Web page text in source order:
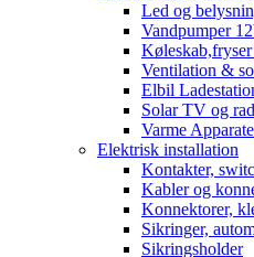
Led og
Vandpumper
Ventilation &
Elbil
Solar TV og
Varme
Elektrisk installation
Kontakter,
Kabler og
Konnektorer,
Sikringer,
Sikringsholder